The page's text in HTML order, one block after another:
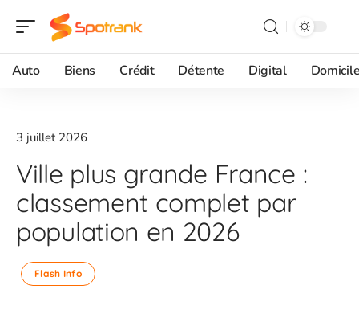
Auto Biens Crédit Détente Digital
3 juillet 2026
Ville plus grande France :
classement complet par
population en 2026
Flash Info